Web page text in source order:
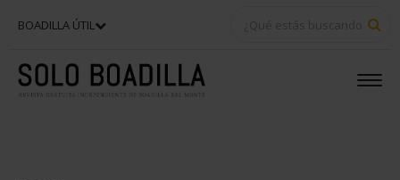
BOADILLA ÚTIL